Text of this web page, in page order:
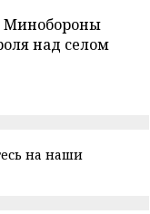
Минобороны
над селом
на наши